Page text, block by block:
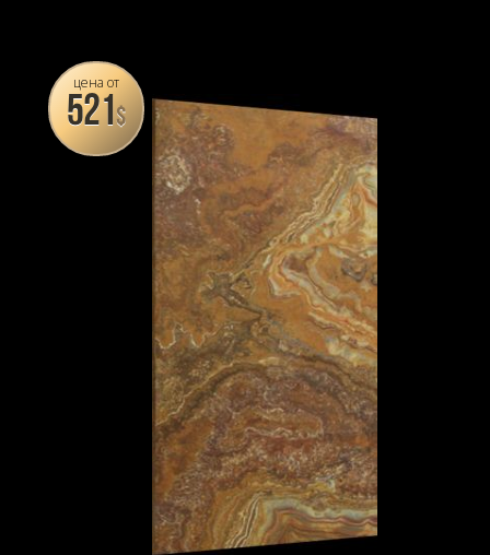
цена от
521$